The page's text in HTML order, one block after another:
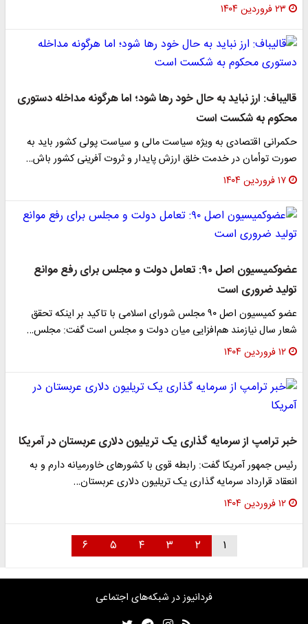
۲۳ فروردین ۱۴۰۴
قالیباف: ارز نباید به حال خود رها شود؛ اما هرگونه مداخله دستوری
محکوم به شکست است
حکمرانی اقتصادی به ویژه سیاست مالی و سیاست پولی کشور باید به
صورت توأمان در خدمت خلق ارزش پایدار و ثروت آفرینی کشور باش…
۱۷ فروردین ۱۴۰۴
عضوکمیسیون اصل ۹۰: تعامل دولت و مجلس برای رفع موانع
تولید ضروری است
عضو کمیسیون اصل ۹۰ مجلس شورای اسلامی با تاکید بر اینکه تحقق
شعار سال نیازمند هم‌افزایی میان دولت و مجلس است گفت: مجلس…
۱۲ فروردین ۱۴۰۴
خبر ترامپ از سرمایه گذاری یک تریلیون دلاری عربستان در آمریکا
رئیس جمهور آمریکا گفت: رابطه قوی با کشورهای خاورمیانه دارم و به
انعقاد قرارداد سرمایه گذاری یک تریلیون دلاری عربستان…
۱۲ فروردین ۱۴۰۴
۱ ۲ ۳ ۴ ۵ ۶
فردانیوز در شبکه‌های اجتماعی